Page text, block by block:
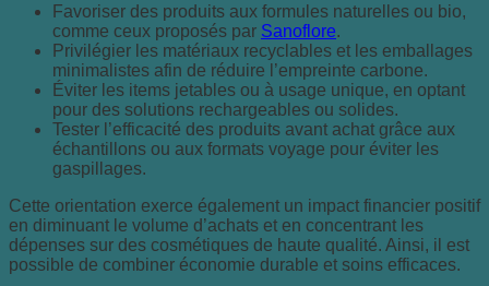
Favoriser des produits aux formules naturelles ou bio,
comme ceux proposés par Sanoflore.
Privilégier les matériaux recyclables et les emballages
minimalistes afin de réduire l’empreinte carbone.
Éviter les items jetables ou à usage unique, en optant
pour des solutions rechargeables ou solides.
Tester l’efficacité des produits avant achat grâce aux
échantillons ou aux formats voyage pour éviter les
gaspillages.
Cette orientation exerce également un impact financier positif
en diminuant le volume d’achats et en concentrant les
dépenses sur des cosmétiques de haute qualité. Ainsi, il est
possible de combiner économie durable et soins efficaces.